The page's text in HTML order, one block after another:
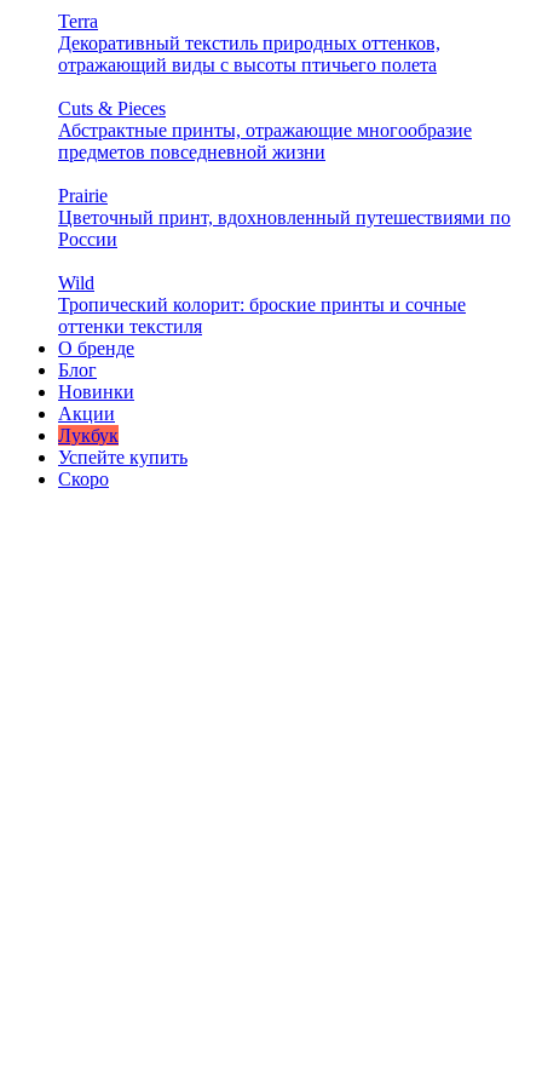
Terra
Декоративный текстиль природных оттенков,
отражающий виды с высоты птичьего полета
Cuts & Pieces
Абстрактные принты, отражающие многообразие
предметов повседневной жизни
Prairie
Цветочный принт, вдохновленный путешествиями по
России
Wild
Тропический колорит: броские принты и сочные
оттенки текстиля
О бренде
Блог
Новинки
Акции
Лукбук
Успейте купить
Скоро